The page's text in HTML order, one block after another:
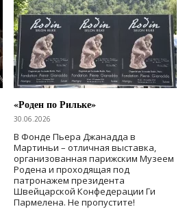
«Роден по Рильке»
30.06.2026
В Фонде Пьера Джанадда в
Мартиньи – отличная выставка,
организованная парижским Музеем
Родена и проходящая под
патронажем президента
Швейцарской Конфедерации Ги
Пармелена. Не пропустите!